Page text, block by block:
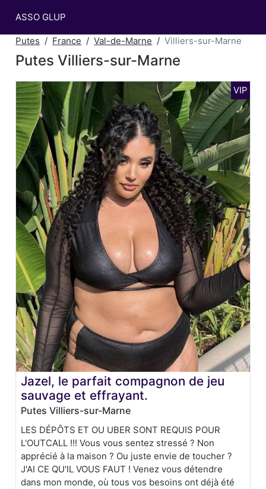
ASSO GLUP
Putes France Val-de-Marne Villiers-sur-Marne
Putes Villiers-sur-Marne
Jazel, le parfait compagnon de jeu
sauvage et effrayant.
Putes Villiers-sur-Marne
LES DÉPÔTS ET OU UBER SONT REQUIS POUR
L'OUTCALL !!! Vous vous sentez stressé ? Non
apprécié à la maison ? Ou juste envie de toucher ?
J'AI CE QU'IL VOUS FAUT ! Venez vous détendre
dans mon monde, où tous vos besoins ont déjà été